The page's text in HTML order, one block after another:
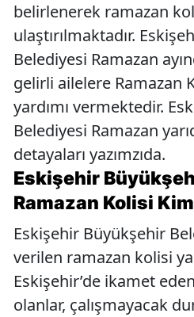
belirlenerek ramazan
ulaştırılmaktadır.
Belediyesi Ramazan
gelirli ailelere Ramazan
yardımı vermektedir.
Belediyesi Ramazan
detayaları yazımzıda.
Eskişehir
Ramazan Kolisi
Eskişehir Büyükşehir
verilen ramazan kolisi
Eskişehir’de ikamet
olanlar, çalışmayacak